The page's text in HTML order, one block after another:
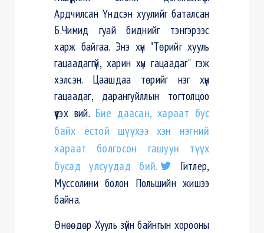
Ардчилсан Үндсэн хуулийг баталсан
Б.Чимид гуай биднийг тэнгэрээс
харж байгаа. Энэ хүн "Төрийг хууль
гацаадаггүй, харин хүн гацаадаг" гэж
хэлсэн. Цаашдаа төрийг нэг хүн
гацаадаг, дарангуйллын тогтолцоо
үүсэх вий. Бие даасан, хараат бус
байх ёстой шүүхээ хэн нэгний
хараат болгосон гашуун түүх
бусад улсуудад бий.
Гитлер,
Муссолини болон Польшийн жишээ
байна.
Өнөөдөр Хууль зүйн байнгын хорооны